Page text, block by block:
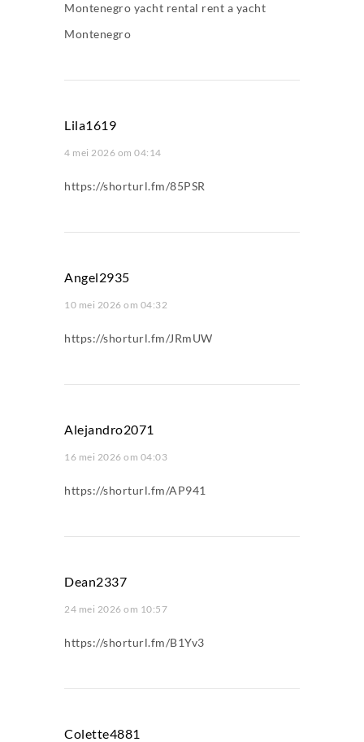
Montenegro yacht rental rent a yacht
Montenegro
Lila1619
4 mei 2026 om 04:14
https://shorturl.fm/85PSR
Angel2935
10 mei 2026 om 04:32
https://shorturl.fm/JRmUW
Alejandro2071
16 mei 2026 om 04:03
https://shorturl.fm/AP941
Dean2337
24 mei 2026 om 10:57
https://shorturl.fm/B1Yv3
Colette4881